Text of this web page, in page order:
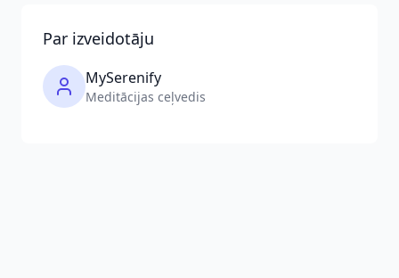
Par izveidotāju
MySerenify
Meditācijas ceļvedis